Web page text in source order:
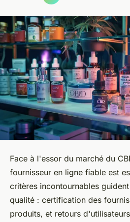
Face à l'essor du marché du
fournisseur en ligne fiable est
critères incontournables
qualité : certification des
produits, et retours